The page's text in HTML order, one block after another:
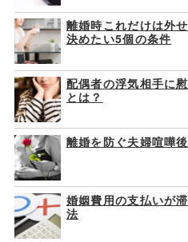
離婚時これだけは外
決めたい5個の条件
配偶者の浮気相手に
とは？
離婚を防ぐ夫婦喧嘩
婚姻費用の支払いが
法